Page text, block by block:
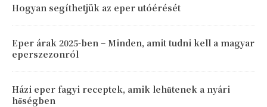
Hogyan segíthetjük az eper utóérését
Eper árak 2025-ben – Minden, amit tudni kell a magyar
eperszezonról
Házi eper fagyi receptek, amik lehűtenek a nyári
hőségben